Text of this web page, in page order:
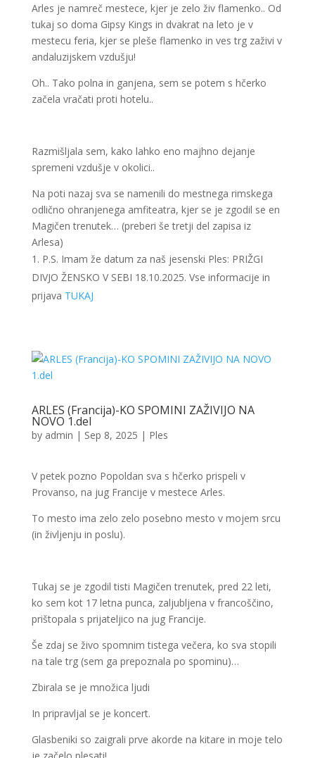
Arles je namreč mestece, kjer je zelo živ flamenko.. Od
tukaj so doma Gipsy Kings in dvakrat na leto je v
mestecu feria, kjer se pleše flamenko in ves trg zaživi v
andaluzijskem vzdušju!
Oh.. Tako polna in ganjena, sem se potem s hčerko
začela vračati proti hotelu..
Razmišljala sem, kako lahko eno majhno dejanje
spremeni vzdušje v okolici..
Na poti nazaj sva se namenili do mestnega rimskega
odlično ohranjenega amfiteatra, kjer se je zgodil se en
Magičen trenutek… (preberi še tretji del zapisa iz
Arlesa)
P.S. Imam že datum za naš jesenski Ples: PRIŽGI
DIVJO ŽENSKO V SEBI 18.10.2025. Vse informacije in
prijava TUKAJ
ARLES (Francija)-KO SPOMINI ZAŽIVIJO NA
NOVO 1.del
by admin | Sep 8, 2025 | Ples
V petek pozno Popoldan sva s hčerko prispeli v
Provanso, na jug Francije v mestece Arles.
To mesto ima zelo zelo posebno mesto v mojem srcu
(in življenju in poslu).
Tukaj se je zgodil tisti Magičen trenutek, pred 22 leti,
ko sem kot 17 letna punca, zaljubljena v francoščino,
prištopala s prijateljico na jug Francije.
Še zdaj se živo spomnim tistega večera, ko sva stopili
na tale trg (sem ga prepoznala po spominu)…
Zbirala se je množica ljudi
In pripravljal se je koncert.
Glasbeniki so zaigrali prve akorde na kitare in moje telo